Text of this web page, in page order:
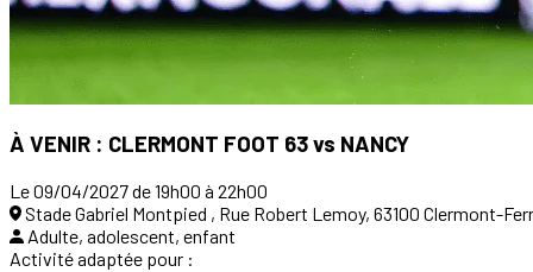
À VENIR : CLERMONT FOOT 63 vs NANCY
Le 09/04/2027 de 19h00 à 22h00
Stade Gabriel Montpied , Rue Robert Lemoy, 63100 Clermont-
Adulte, adolescent, enfant
Activité adaptée pour :